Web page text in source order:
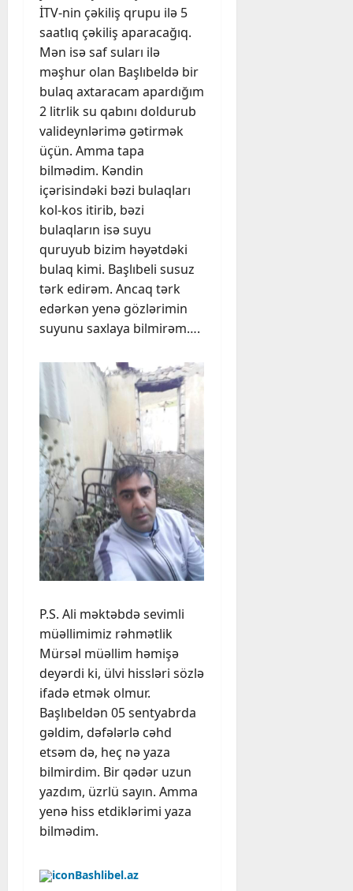
İTV-nin çəkiliş qrupu ilə 5
saatlıq çəkiliş aparacağıq.
Mən isə saf suları ilə
məşhur olan Başlıbeldə bir
bulaq axtaracam apardığım
2 litrlik su qabını doldurub
valideynlərimə gətirmək
üçün. Amma tapa
bilmədim. Kəndin
içərisindəki bəzi bulaqları
kol-kos itirib, bəzi
bulaqların isə suyu
quruyub bizim həyətdəki
bulaq kimi. Başlıbeli susuz
tərk edirəm. Ancaq tərk
edərkən yenə gözlərimin
suyunu saxlaya bilmirəm….
P.S. Ali məktəbdə sevimli
müəllimimiz rəhmətlik
Mürsəl müəllim həmişə
deyərdi ki, ülvi hissləri sözlə
ifadə etmək olmur.
Başlıbeldən 05 sentyabrda
gəldim, dəfələrlə cəhd
etsəm də, heç nə yaza
bilmirdim. Bir qədər uzun
yazdım, üzrlü sayın. Amma
yenə hiss etdiklərimi yaza
bilmədim.
Bashlibel.az